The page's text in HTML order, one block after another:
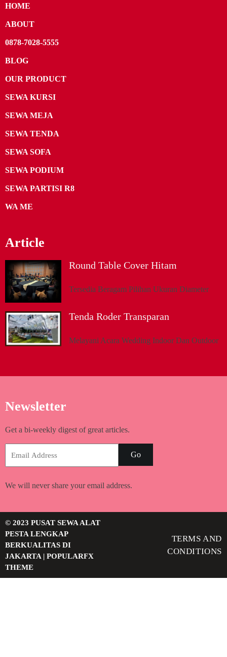
HOME
ABOUT
0878-7028-5555
BLOG
OUR PRODUCT
SEWA KURSI
SEWA MEJA
SEWA TENDA
SEWA SOFA
SEWA PODIUM
SEWA PARTISI R8
WA ME
Article
Round Table Cover Hitam
Tersedia Beragam Pilihan Ukuran Diameter
Tenda Roder Transparan
Melayani Acara Wedding Indoor Dan Outdoor
Newsletter
Get a bi-weekly digest of great articles.
Go
We will never share your email address.
© 2023 PUSAT SEWA ALAT
PESTA LENGKAP
BERKUALITAS DI
JAKARTA | POPULARFX
THEME
TERMS AND
CONDITIONS